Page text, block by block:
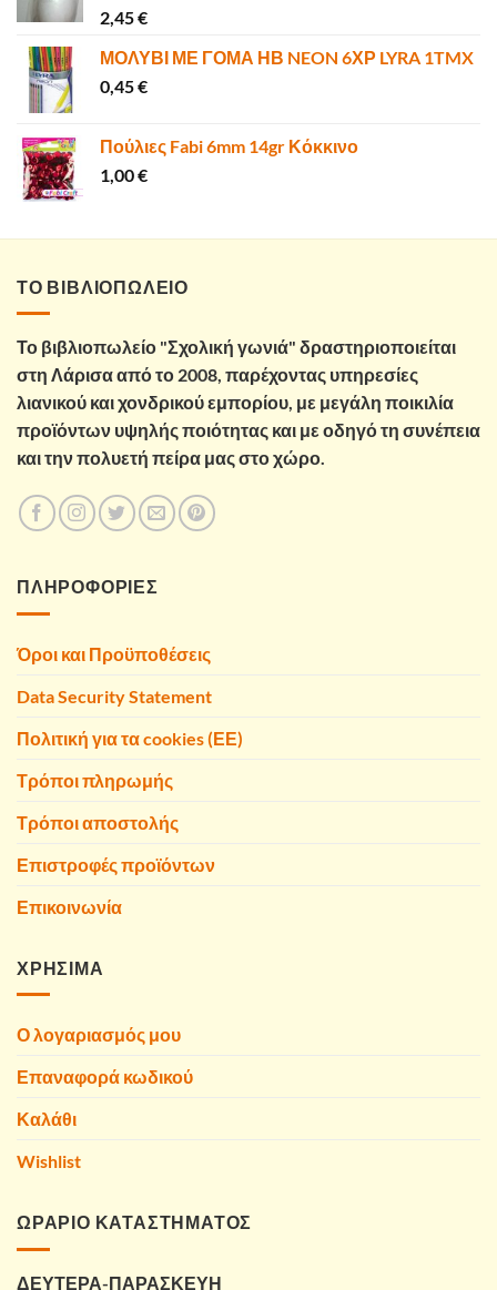
2,45€
ΜΟΛΥΒΙ ΜΕ ΓΟΜΑ ΗΒ NEON 6ΧΡ LYRA 1TMX
0,45€
Πούλιες Fabi 6mm 14gr Κόκκινο
1,00€
ΤΟ ΒΙΒΛΙΟΠΩΛΕΙΟ
Το βιβλιοπωλείο "Σχολική γωνιά" δραστηριοποιείται
στη Λάρισα από το 2008, παρέχοντας υπηρεσίες
λιανικού και χονδρικού εμπορίου, με μεγάλη ποικιλία
προϊόντων υψηλής ποιότητας και με οδηγό τη συνέπεια
και την πολυετή πείρα μας στο χώρο.
ΠΛΗΡΟΦΟΡΙΕΣ
Όροι και Προϋποθέσεις
Data Security Statement
Πολιτική για τα cookies (ΕΕ)
Τρόποι πληρωμής
Τρόποι αποστολής
Επιστροφές προϊόντων
Επικοινωνία
ΧΡΗΣΙΜΑ
Ο λογαριασμός μου
Επαναφορά κωδικού
Καλάθι
Wishlist
ΩΡΑΡΙΟ ΚΑΤΑΣΤΗΜΑΤΟΣ
ΔΕΥΤΕΡΑ-ΠΑΡΑΣΚΕΥΗ